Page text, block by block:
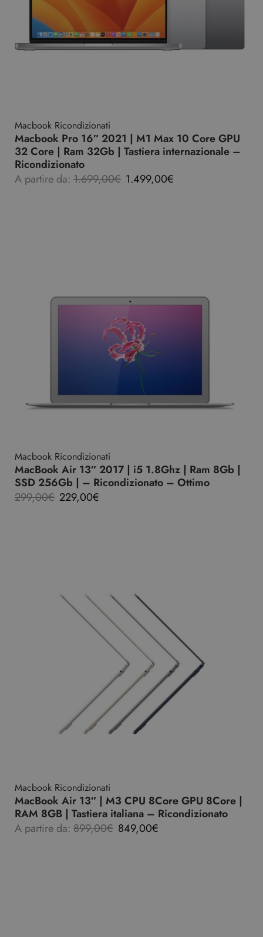
Macbook Ricondizionati
Macbook Pro 16″ 2021 | M1 Max 10 Core GPU
32 Core | Ram 32Gb | Tastiera internazionale –
Ricondizionato
A partire da: 1.699,00€ 1.499,00€
Macbook Ricondizionati
MacBook Air 13″ 2017 | i5 1.8Ghz | Ram 8Gb |
SSD 256Gb | – Ricondizionato – Ottimo
299,00€ 229,00€
Macbook Ricondizionati
MacBook Air 13″ | M3 CPU 8Core GPU 8Core |
RAM 8GB | Tastiera italiana – Ricondizionato
A partire da: 899,00€ 849,00€